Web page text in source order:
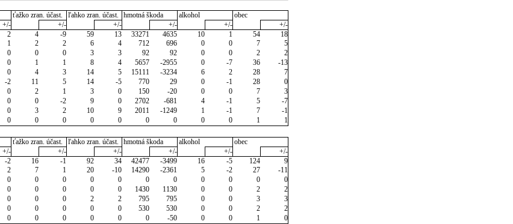
ťažko zran. účast. ľahko zran. účast. hmotná škoda alkohol
obec
+/- +/- +/- +/- +/-
+/-
2 4 -9 59 13 33271 4635 10 1 54
18
1 2 2 6 4 712 696 0 0 7
5
0 0 0 3 3 92 92 0 0 2
2
0 1 1 8 4 5657 -2955 0 -7 36
-13
0 4 3 14 5 15111 -3234 6 2 28
7
-2 11 5 14 -5 770 29 0 -1 28
0
0 2 1 3 0 150 -20 0 0 7
3
0 0 -2 9 0 2702 -681 4 -1 5
-7
0 3 2 10 9 2011 -1249 1 -1 7
-1
0 0 0 0 0 0 0 0 0 1
1
ťažko zran. účast. ľahko zran. účast. hmotná škoda alkohol
obec
+/- +/- +/- +/- +/-
+/-
-2 16 -1 92 34 42477 -3499 16 -5 124
9
2 7 1 20 -10 14290 -2361 5 -2 27
-11
0 0 0 0 0 0 0 0 0 0
0
0 0 0 0 0 1430 1130 0 0 2
2
0 0 0 2 2 795 795 0 0 3
3
0 0 0 0 0 530 530 0 0 2
2
0 0 0 0 0 0 -50 0 0 1
0